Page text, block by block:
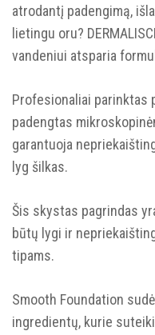
atrodantį padengimą,
lietingu oru?
vandeniui atsparia
Profesionaliai parinktas
padengtas
garantuoja
lyg šilkas.
Šis skystas pagrindas
būtų lygi ir
tipams.
Smooth Foundation
ingredientų, kurie